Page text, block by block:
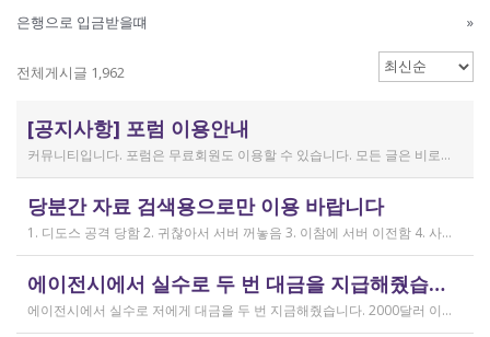
은행으로 입금받을떄
»
전체게시글 1,962
[공지사항] 포럼 이용안내
커뮤니티입니다. 포럼은 무료회원도 이용할 수 있습니다. 모든 글은 비로그인 사용자에게도 공개됩니다. 감사합니다.
당분간 자료 검색용으로만 이용 바랍니다
1. 디도스 공격 당함 2. 귀찮아서 서버 꺼놓음 3. 이참에 서버 이전함 4. 사라진 데이터는 없는 것 확인했는데, 일부 DB 설정이 활성화 안됨 5. 고칠 수는 있는데, 저희 집 신생아 협조 필요 6. 신생아가 협조하지 않음 현재 새글 쓰기, 신규 가입, 덧글 달기 등은 막아 두었습니다 언제든 3월 18일 전후 시점으로 롤백될 수 있습니다 디도스 공격은 10평짜리 구녕가게에 사람을 1만명 보내 영업방해를 하는 것과 같은 기법입니다. 왜 디도스 공격을 그렇게까지 열정적으로 하는가? 이것이 심해진 시점이 제가 출산하러 간다고 블라그에 글을 쓴 직후입니다. 적절한 비유인지 모르겠는데 암퇘지도 출산 후에는 도축 안 하지 않나 싶고요 옛날 같으면 이렇게 순하게 살지 않을 것인데, 요새 드는 생각이 좀 있습니다 사람은 노력해 봤자고, 사실 모든 능력치는 정해졌고 발현만 기다리는 것이 전부가 아닐까요 어떤 사람은 노력의 고점이 디도스 공격인 것입니다 그 애미도 한때는 가능성의 김칫국을 사발째 드링킹하며 키웠겠지요 저한테도 이 사이트를 유지할 유인이 있음은 말씀드렸으니 잘 이용해 주시면 그만인 것이고 시간 나시거든 디도스 공격자도 긍휼히 여겨 주시길 바랍니다
작성일
2026.04.15
에이전시에서 실수로 두 번 대금을 지급해줬습니다
에이전시에서 실수로 저에게 대금을 두 번 지금해줬습니다. 2000달러 이상을 두 번 wise로 지급받았습니다;;;; 에이전시에서 wise측으로 중복입금으로 인한 입금 취소 문의를 했는데 불가능하다고 답변을 받았다고 저에게 문의해달라고 하여, 저도 wise에 문의를 했지만, 입금자 정보를 알려준다면 취소 가능한 것 처럼 말하다가 결국 완료된 송금이라 취소가 불가능하다는 답변을 최종 전달받았습니다. 잘 쓰지 않는 계정이라 대금은 그대로 있는데 이 경우 제가 에이전시 계좌로 2000달러를 직접 재송금해도 문제가 없을까요..?? 추후 제 수익으로 잡혀서 세금문제나 기타 다른 사항이 복잡해질 것 같아서 wise에서 취소해주길 간절히 바랬는데ㅜㅜㅜ 이런경험이 있으시다면 어떻게 해결하셨나요ㅠㅠㅠ;;;